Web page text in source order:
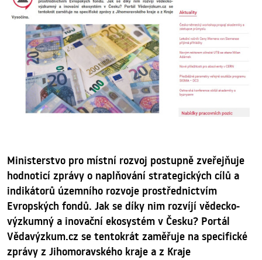
Ministerstvo pro místní rozvoj postupně zveřejňuje
hodnoticí zprávy o naplňování strategických cílů a
indikátorů územního rozvoje prostřednictvím
Evropských fondů. Jak se díky nim rozvíjí vědecko-
výzkumný a inovační ekosystém v Česku? Portál
Vědavýzkum.cz se tentokrát zaměřuje na specifické
zprávy z Jihomoravského kraje a z Kraje